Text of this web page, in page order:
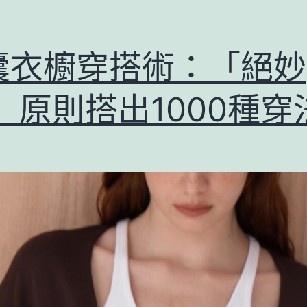
衣櫥穿搭術：「絕妙
原則搭出1000種穿